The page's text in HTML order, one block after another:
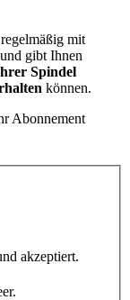
mit
gibt Ihnen
Spindel
können.
Abonnement
akzeptiert.